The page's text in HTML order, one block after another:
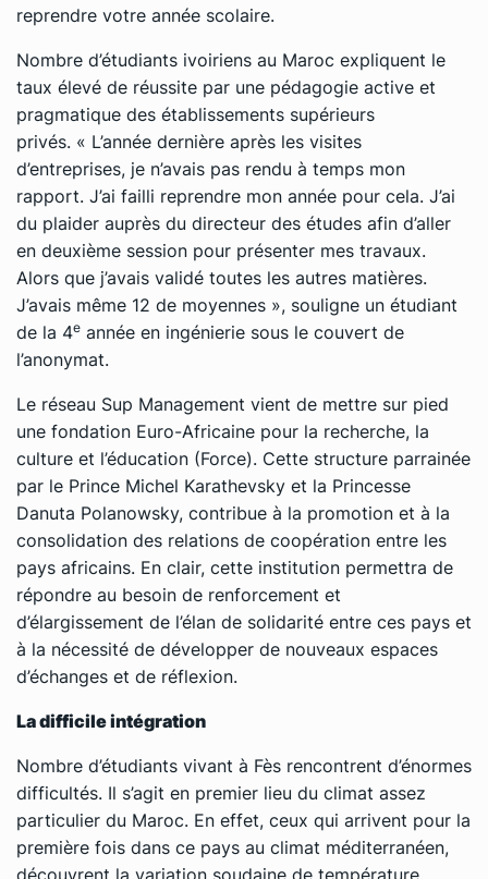
reprendre votre année scolaire.
Nombre d’étudiants ivoiriens au Maroc expliquent le
taux élevé de réussite par une pédagogie active et
pragmatique des établissements supérieurs
privés. « L’année dernière après les visites
d’entreprises, je n’avais pas rendu à temps mon
rapport. J’ai failli reprendre mon année pour cela. J’ai
du plaider auprès du directeur des études afin d’aller
en deuxième session pour présenter mes travaux.
Alors que j’avais validé toutes les autres matières.
J’avais même 12 de moyennes », souligne un étudiant
de la 4e année en ingénierie sous le couvert de
l’anonymat.
Le réseau Sup Management vient de mettre sur pied
une fondation Euro-Africaine pour la recherche, la
culture et l’éducation (Force). Cette structure parrainée
par le Prince Michel Karathevsky et la Princesse
Danuta Polanowsky, contribue à la promotion et à la
consolidation des relations de coopération entre les
pays africains. En clair, cette institution permettra de
répondre au besoin de renforcement et
d’élargissement de l’élan de solidarité entre ces pays et
à la nécessité de développer de nouveaux espaces
d’échanges et de réflexion.
La difficile intégration
Nombre d’étudiants vivant à Fès rencontrent d’énormes
difficultés. Il s’agit en premier lieu du climat assez
particulier du Maroc. En effet, ceux qui arrivent pour la
première fois dans ce pays au climat méditerranéen,
découvrent la variation soudaine de température.